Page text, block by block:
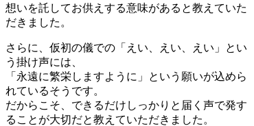
想いを託してお供えする意味があると教えていた
だきました。
さらに、仮初の儀での「えい、えい、えい」とい
う掛け声には、
「永遠に繁栄しますように」という願いが込めら
れているそうです。
だからこそ、できるだけしっかりと届く声で発す
ることが大切だと教えていただきました。